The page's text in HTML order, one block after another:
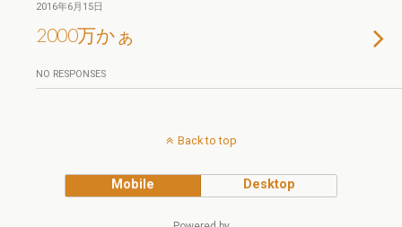
2016年6月15日
2000万かぁ
NO RESPONSES
Back to top
Mobile Desktop